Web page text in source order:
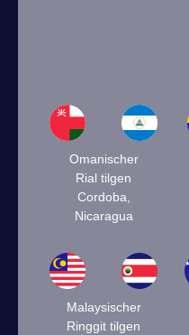
Omanischer
Rial tilgen
Cordoba,
Nicaragua
Malaysischer
Ringgit tilgen